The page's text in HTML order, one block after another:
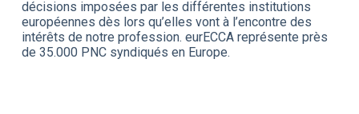
décisions imposées par les différentes institutions
européennes dès lors qu’elles vont à l’encontre des
intérêts de notre profession. eurECCA représente près
de 35.000 PNC syndiqués en Europe.